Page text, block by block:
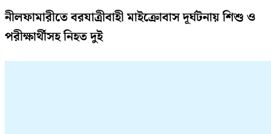
নীলফামারীতে বরযাত্রীবাহী মাইক্রোবাস দূর্ঘটনায় শিশু ও
পরীক্ষার্থীসহ নিহত দুই